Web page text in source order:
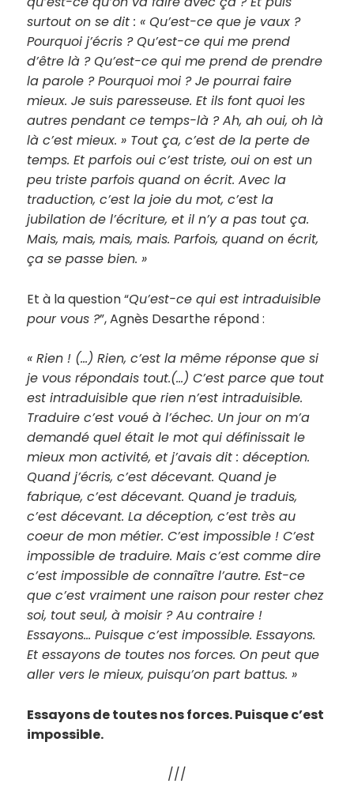
surtout on se dit : « Qu’est-ce que je vaux ?
Pourquoi j’écris ? Qu’est-ce qui me prend
d’être là ? Qu’est-ce qui me prend de prendre
la parole ? Pourquoi moi ? Je pourrai faire
mieux. Je suis paresseuse. Et ils font quoi les
autres pendant ce temps-là ? Ah, ah oui, oh là
là c’est mieux. » Tout ça, c’est de la perte de
temps. Et parfois oui c’est triste, oui on est un
peu triste parfois quand on écrit. Avec la
traduction, c’est la joie du mot, c’est la
jubilation de l’écriture, et il n’y a pas tout ça.
Mais, mais, mais, mais. Parfois, quand on écrit,
ça se passe bien. »
Et à la question “Qu’est-ce qui est intraduisible
pour vous ?”, Agnès Desarthe répond :
«Rien ! (…) Rien, c’est la même réponse que si
je vous répondais tout.(…) C’est parce que tout
est intraduisible que rien n’est intraduisible.
Traduire c’est voué à l’échec. Un jour on m’a
demandé quel était le mot qui définissait le
mieux mon activité, et j’avais dit : déception.
Quand j’écris, c’est décevant. Quand je
fabrique, c’est décevant. Quand je traduis,
c’est décevant. La déception, c’est très au
coeur de mon métier. C’est impossible ! C’est
impossible de traduire. Mais c’est comme dire
c’est impossible de connaître l’autre. Est-ce
que c’est vraiment une raison pour rester chez
soi, tout seul, à moisir ? Au contraire !
Essayons… Puisque c’est impossible. Essayons.
Et essayons de toutes nos forces. On peut que
aller vers le mieux, puisqu’on part battus. »
Essayons de toutes nos forces. Puisque c’est
impossible.
///